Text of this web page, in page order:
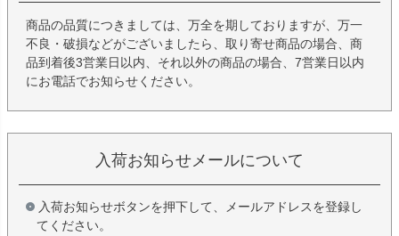
商品の品質につきましては、万全を期しておりますが、万一
不良・破損などがございましたら、取り寄せ商品の場合、商
品到着後3営業日以内、それ以外の商品の場合、7営業日以内
にお電話でお知らせください。
入荷お知らせメールについて
入荷お知らせボタンを押下して、メールアドレスを登録し
てください。